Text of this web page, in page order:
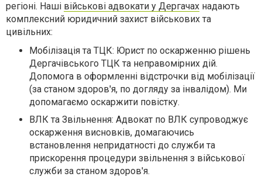
регіоні. Наші військові адвокати у Дергачах надають
комплексний юридичний захист військових та
цивільних:
Мобілізація та ТЦК: Юрист по оскарженню рішень
Дергачівського ТЦК та неправомірних дій.
Допомога в оформленні відстрочки від мобілізації
(за станом здоров'я, по догляду за інвалідом). Ми
допомагаємо оскаржити повістку.
ВЛК та Звільнення: Адвокат по ВЛК супроводжує
оскарження висновків, домагаючись
встановлення непридатності до служби та
прискорення процедури звільнення з військової
служби за станом здоров'я.